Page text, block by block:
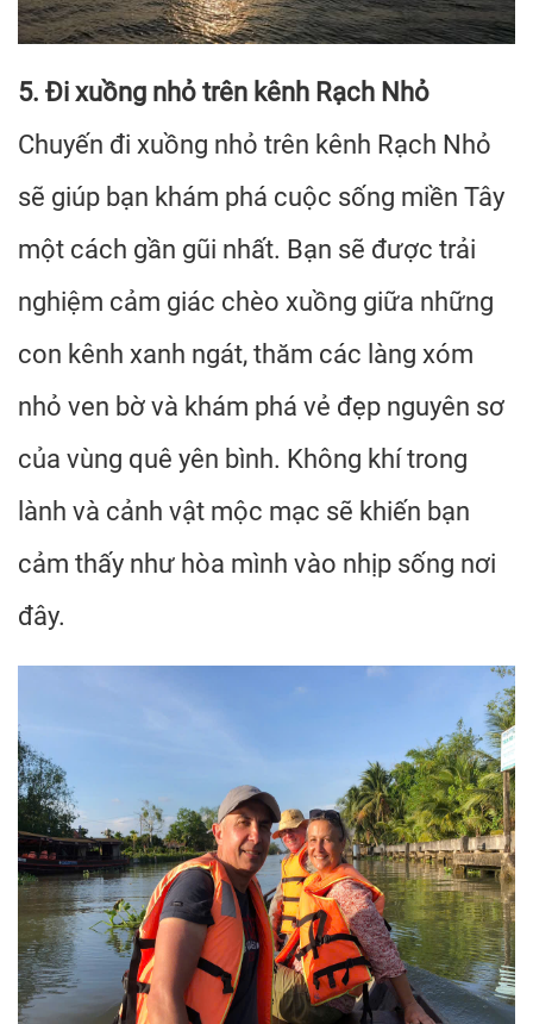
5. Đi xuồng nhỏ trên kênh Rạch Nhỏ
Chuyến đi xuồng nhỏ trên kênh Rạch Nhỏ
sẽ giúp bạn khám phá cuộc sống miền Tây
một cách gần gũi nhất. Bạn sẽ được trải
nghiệm cảm giác chèo xuồng giữa những
con kênh xanh ngát, thăm các làng xóm
nhỏ ven bờ và khám phá vẻ đẹp nguyên sơ
của vùng quê yên bình. Không khí trong
lành và cảnh vật mộc mạc sẽ khiến bạn
cảm thấy như hòa mình vào nhịp sống nơi
đây.